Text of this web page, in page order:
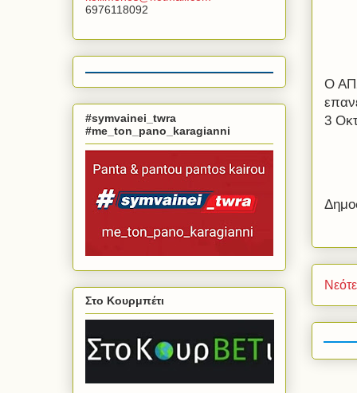
Ο
3
6976118092
#symvainei_twra
#me_ton_pano_karagianni
Στο Κουρμπέτι